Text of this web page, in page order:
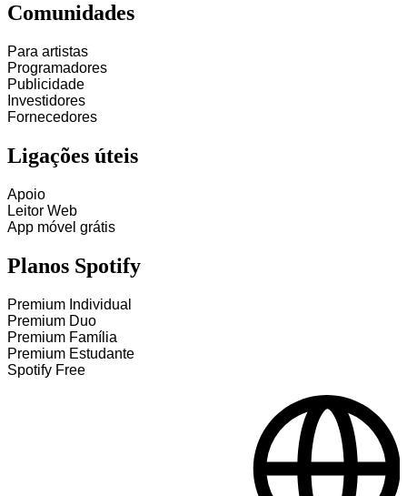
Comunidades
Para artistas
Programadores
Publicidade
Investidores
Fornecedores
Ligações úteis
Apoio
Leitor Web
App móvel grátis
Planos Spotify
Premium Individual
Premium Duo
Premium Família
Premium Estudante
Spotify Free